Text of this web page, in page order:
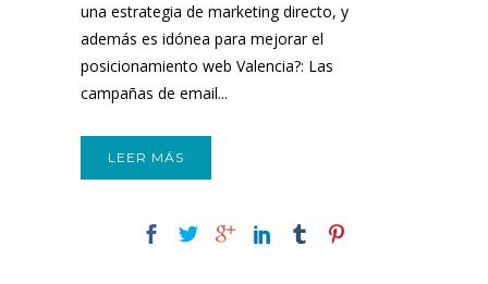
una estrategia de marketing directo, y
además es idónea para mejorar el
posicionamiento web Valencia?: Las
campañas de email...
LEER MÁS